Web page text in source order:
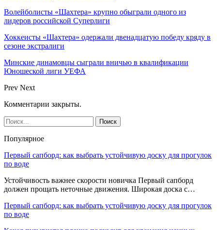
Волейболисты «Шахтера» крупно обыграли одного из
лидеров российской Суперлиги
Хоккеисты «Шахтера» одержали двенадцатую победу кряду в
сезоне экстралиги
Минские динамовцы сыграли вничью в квалификации
Юношеской лиги УЕФА
Prev Next
Комментарии закрыты.
Популярное
Первый сапборд: как выбрать устойчивую доску для прогулок
по воде
Устойчивость важнее скорости новичка Первый сапборд
должен прощать неточные движения. Широкая доска с…
Первый сапборд: как выбрать устойчивую доску для прогулок
по воде